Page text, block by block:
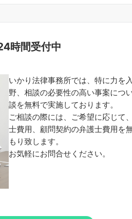
時間受付中
いかり法律事務所では、特に力を
野、相談の必要性の高い事案につ
談を無料で実施しております。
ご相談の際には、ご希望に応じて
士費用、顧問契約の弁護士費用を
もり致します。
お気軽にお問合せください。